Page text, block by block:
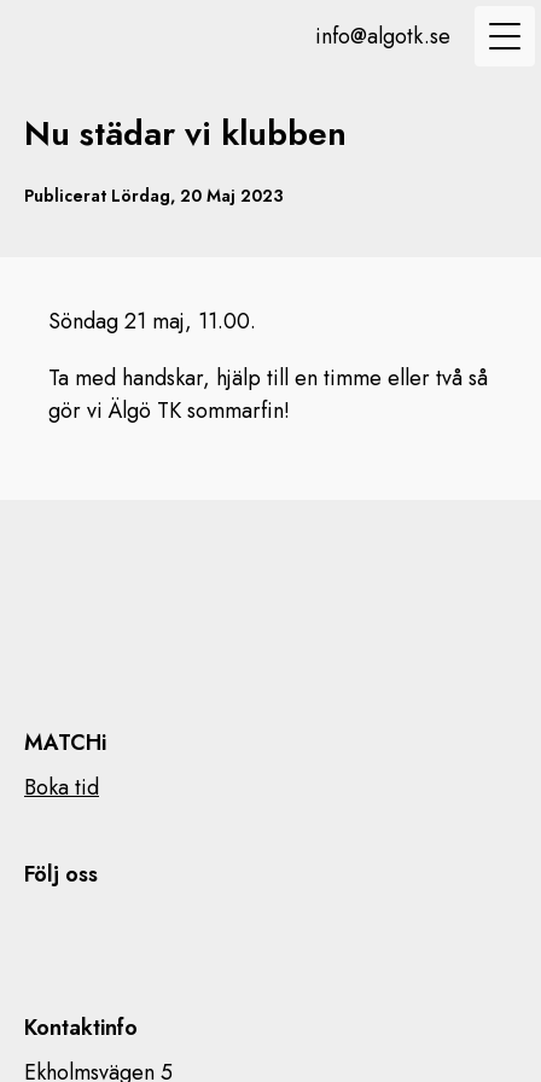
info@algotk.se
Nu städar vi klubben
Publicerat Lördag, 20 Maj 2023
Söndag 21 maj, 11.00.
Ta med handskar, hjälp till en timme eller två så
gör vi Älgö TK sommarfin!
MATCHi
Boka tid
Följ oss
Kontaktinfo
Ekholmsvägen 5